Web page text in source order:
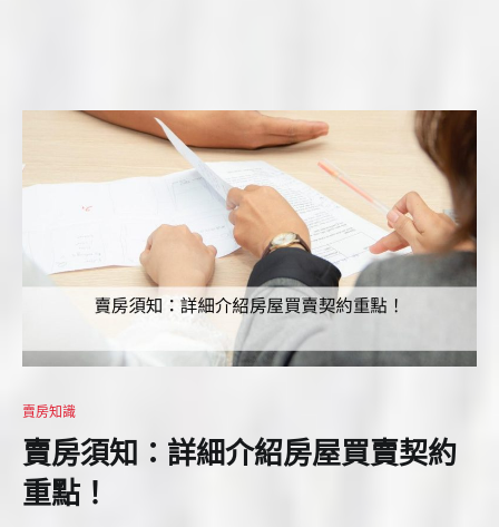
賣房知識
賣房須知：詳細介紹房屋買賣契約
重點！